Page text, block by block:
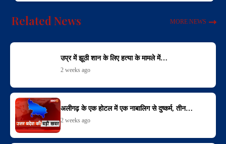
Related News MORE NEWS
उप्र में झूठी शान के लिए हत्या के मामले में…
2 weeks ago
अलीगढ़ के एक होटल में एक नाबालिग से दुष्कर्म, तीन…
2 weeks ago